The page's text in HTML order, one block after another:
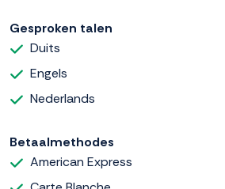
Gesproken talen
Duits
Engels
Nederlands
Betaalmethodes
American Express